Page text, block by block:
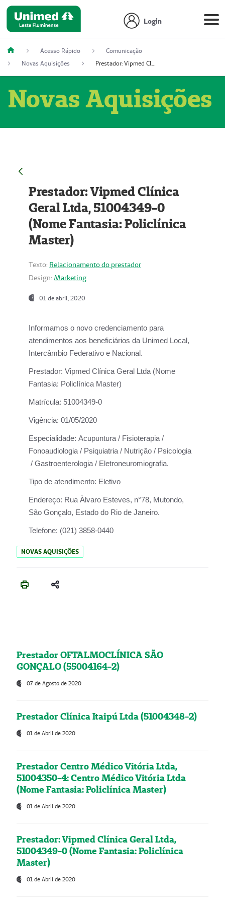
Login
Acesso Rápido
Comunicação
Novas Aquisições
Prestador: Vipmed Clínica Geral Ltda, 51004349-0 (Nome Fantasia: Policlínica Master)
Novas Aquisições
Prestador: Vipmed Clínica
Geral Ltda, 51004349-0
(Nome Fantasia: Policlínica
Master)
Texto: Relacionamento do prestador
Design: Marketing
01 de abril, 2020
Informamos o novo credenciamento para
atendimentos aos beneficiários da Unimed Local,
Intercâmbio Federativo e Nacional.
Prestador: Vipmed Clínica Geral Ltda (Nome
Fantasia: Policlínica Master)
Matrícula: 51004349-0
Vigência: 01/05/2020
Especialidade: Acupuntura / Fisioterapia /
Fonoaudiologia / Psiquiatria / Nutrição / Psicologia
/ Gastroenterologia / Eletroneuromiografia.
Tipo de atendimento: Eletivo
Endereço: Rua Àlvaro Esteves, n°78, Mutondo,
São Gonçalo, Estado do Rio de Janeiro.
Telefone: (021) 3858-0440
NOVAS AQUISIÇÕES
Prestador OFTALMOCLÍNICA SÃO
GONÇALO (55004164-2)
07 de Agosto de 2020
Prestador Clínica Itaipú Ltda (51004348-2)
01 de Abril de 2020
Prestador Centro Médico Vitória Ltda,
51004350-4: Centro Médico Vitória Ltda
(Nome Fantasia: Policlínica Master)
01 de Abril de 2020
Prestador: Vipmed Clínica Geral Ltda,
51004349-0 (Nome Fantasia: Policlínica
Master)
01 de Abril de 2020